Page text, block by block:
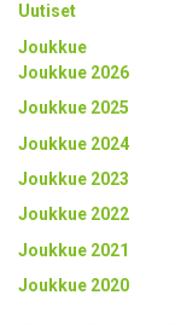
Uutiset
Joukkue
Joukkue 2026
Joukkue 2025
Joukkue 2024
Joukkue 2023
Joukkue 2022
Joukkue 2021
Joukkue 2020